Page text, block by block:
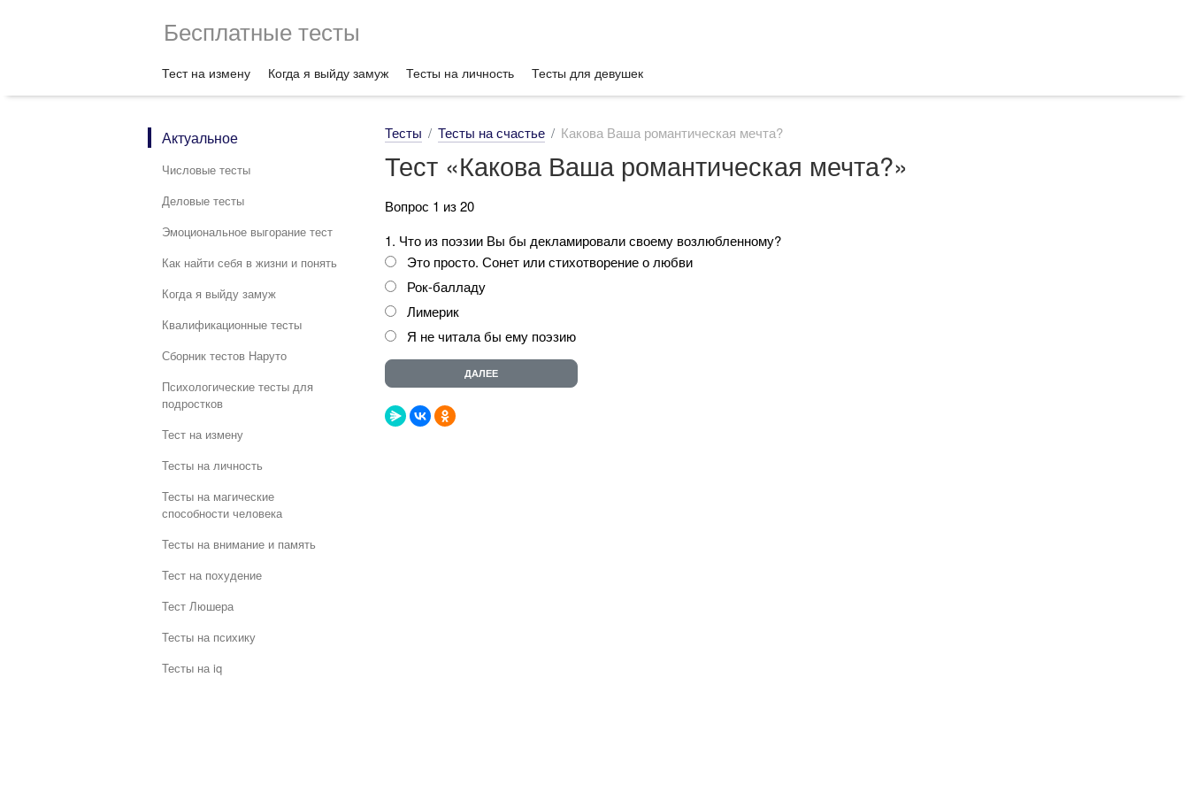
Бесплатные тесты
Тест на измену Когда я выйду замуж Тесты на личность Тесты для девушек
Актуальное
Числовые тесты
Деловые тесты
Эмоциональное выгорание тест
Как найти себя в жизни и понять
Когда я выйду замуж
Квалификационные тесты
Сборник тестов Наруто
Психологические тесты для
подростков
Тест на измену
Тесты на личность
Тесты на магические
способности человека
Тесты на внимание и память
Тест на похудение
Тест Люшера
Тесты на психику
Тесты на iq
Тесты Тесты на счастье Какова Ваша романтическая мечта?
Тест «Какова Ваша романтическая мечта?»
Вопрос 1 из 20
1. Что из поэзии Вы бы декламировали своему возлюбленному?
Это просто. Сонет или стихотворение о любви
Рок-балладу
Лимерик
Я не читала бы ему поэзию